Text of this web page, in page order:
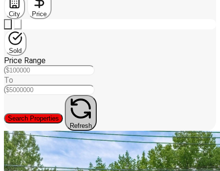
City Price
Sold
Price Range
To
Search Properties
Refresh